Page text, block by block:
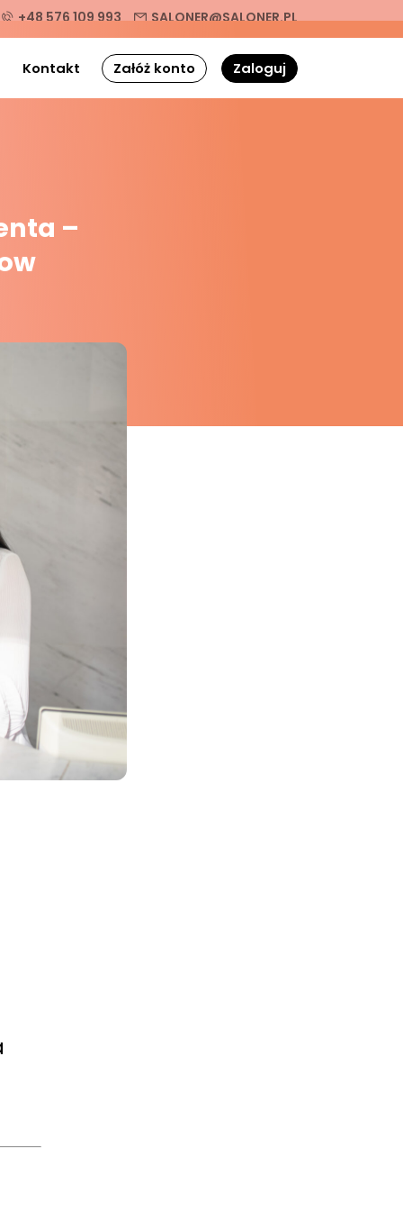
+48 576 109 993 SALONER@SALONER.PL
Kontakt Załóż konto Zaloguj
–